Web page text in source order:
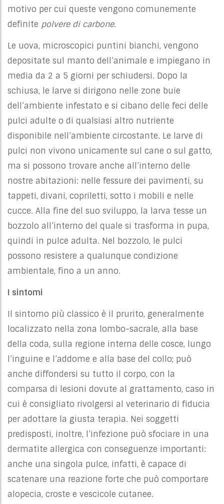
motivo per cui queste vengono comunemente
definite polvere di carbone.
Le uova, microscopici puntini bianchi, vengono
depositate sul manto dell’animale e impiegano in
media da 2 a 5 giorni per schiudersi. Dopo la
schiusa, le larve si dirigono nelle zone buie
dell’ambiente infestato e si cibano delle feci delle
pulci adulte o di qualsiasi altro nutriente
disponibile nell’ambiente circostante. Le larve di
pulci non vivono unicamente sul cane o sul gatto,
ma si possono trovare anche all’interno delle
nostre abitazioni: nelle fessure dei pavimenti, su
tappeti, divani, copriletti, sotto i mobili e nelle
cucce. Alla fine del suo sviluppo, la larva tesse un
bozzolo all’interno del quale si trasforma in pupa,
quindi in pulce adulta. Nel bozzolo, le pulci
possono resistere a qualunque condizione
ambientale, fino a un anno.
I sintomi
Il sintomo più classico è il prurito, generalmente
localizzato nella zona lombo-sacrale, alla base
della coda, sulla regione interna delle cosce, lungo
l’inguine e l’addome e alla base del collo; può
anche diffondersi su tutto il corpo, con la
comparsa di lesioni dovute al grattamento, caso in
cui è consigliato rivolgersi al veterinario di fiducia
per adottare la giusta terapia. Nei soggetti
predisposti, inoltre, l’infezione può sfociare in una
dermatite allergica con conseguenze importanti:
anche una singola pulce, infatti, è capace di
scatenare una reazione forte che può comportare
alopecia, croste e vescicole cutanee.